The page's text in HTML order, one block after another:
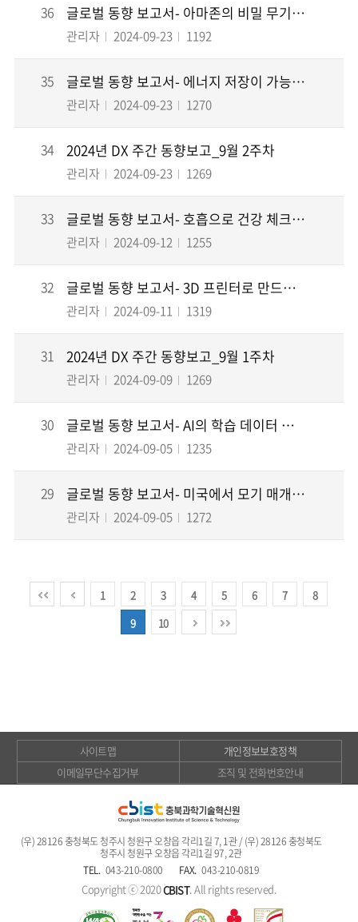
36 글로벌 동향 보고서- 아마존의 비밀 무기 & 벤츠의 새로운 배터리 개발
관리자 2024-09-23 1192
35 글로벌 동향 보고서- 에너지 저장이 가능한 미래의 에어컨 & 전기차 충전 인프라의 성장 부...
관리자 2024-09-23 1270
34 2024년 DX 주간 동향보고_9월 2주차
관리자 2024-09-23 1269
33 글로벌 동향 보고서- 호흡으로 건강 체크하는 스마트 마스크 그리고 투자자들의 새로운 관심사...
관리자 2024-09-12 1255
32 글로벌 동향 보고서- 3D 프린터로 만드는 유리 그리고 에너지 저장 기술의 새로운 혁신, ...
관리자 2024-09-11 1319
31 2024년 DX 주간 동향보고_9월 1주차
관리자 2024-09-09 1269
30 글로벌 동향 보고서- AI의 학습 데이터 부족 위기 그리고 AI 안전 규제법안 통과
관리자 2024-09-05 1235
29 글로벌 동향 보고서- 미국에서 모기 매개 감염병으로 인한 사망 발생 그리고 랜섬웨어의 변화...
관리자 2024-09-05 1272
1 2 3 4 5 6 7
8
9
10
사이트맵
개인정보보호정책
이메일무단수집거부
조직 및 전화번호안내
(우) 28126 충청북도 청주시 청원구 오창읍 각리1길 7, 1관 / (우) 28126 충청북도
청주시 청원구 오창읍 각리1길 97, 2관
TEL. 043-210-0800 FAX. 043-210-0819
Copyright ⓒ 2020CBIST. All rights reserved.